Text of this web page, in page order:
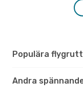
Populära
Andra